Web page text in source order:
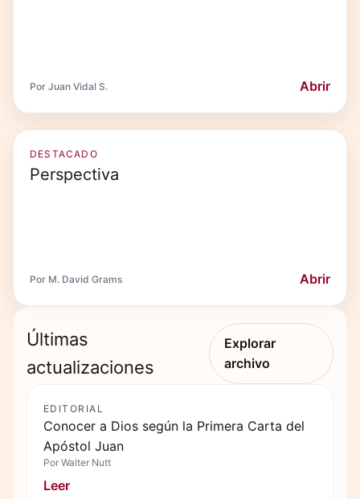
Por Juan Vidal S. Abrir
DESTACADO
Perspectiva
Por M. David Grams Abrir
Últimas
actualizaciones
Explorar
archivo
EDITORIAL
Conocer a Dios según la Primera Carta del
Apóstol Juan
Por Walter Nutt
Leer